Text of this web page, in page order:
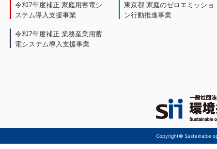
令和7年度補正 家庭用蓄電シ
ステム導入支援事業
令和7年度補正 業務産業用蓄
電システム導入支援事業
東京都 家庭のゼロエミッショ
ン行動推進事業
Copyright© Sustainable